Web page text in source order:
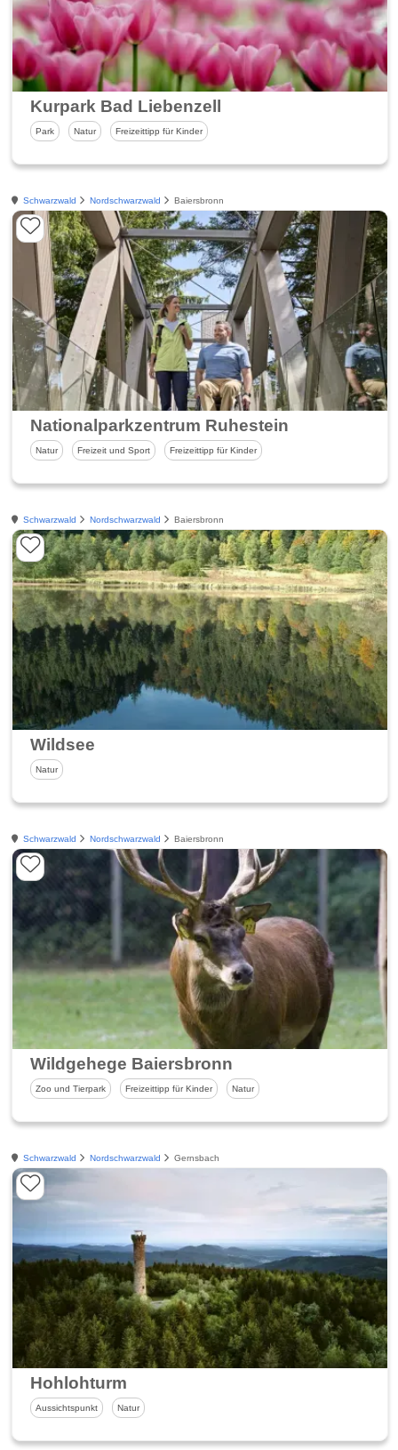
Kurpark Bad Liebenzell
Park Natur Freizeittipp für Kinder
Schwarzwald Nordschwarzwald Baiersbronn
Nationalparkzentrum Ruhestein
Natur Freizeit und Sport Freizeittipp für Kinder
Schwarzwald Nordschwarzwald Baiersbronn
Wildsee
Natur
Schwarzwald Nordschwarzwald Baiersbronn
Wildgehege Baiersbronn
Zoo und Tierpark Freizeittipp für Kinder Natur
Schwarzwald Nordschwarzwald Gernsbach
Hohlohturm
Aussichtspunkt Natur